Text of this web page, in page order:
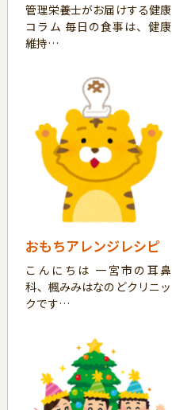
管理栄養士がお届けする健康
コラム 毎日の食事は、健康
維持…
おもちアレンジレシピ
こんにちは 一宮市の耳鼻
科、楓みみはなのどクリニッ
クです…